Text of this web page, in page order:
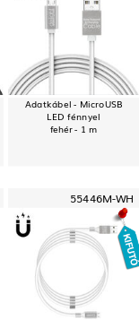
Adatkábel - MicroUSB
LED fénnyel
fehér - 1 m
55446M-WH